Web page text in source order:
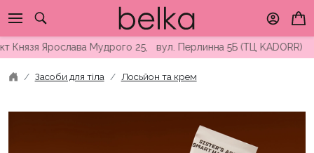
to
content
Мудрого 25, вул. Перлинна 5Б (ТЦ KADORR) ∘
Засоби для тіла Лосьйон та крем